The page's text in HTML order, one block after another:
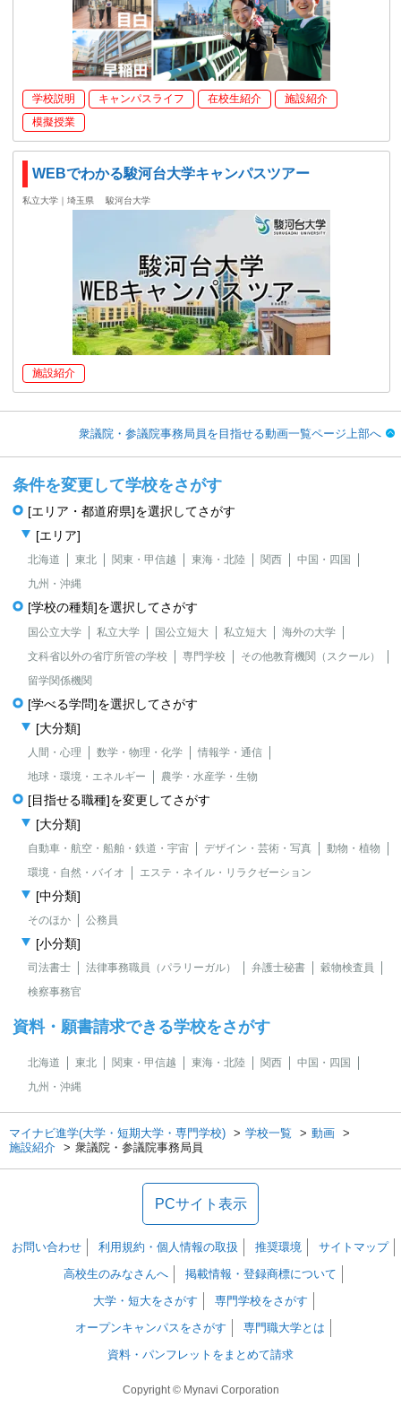
学校説明 キャンパスライフ 在校生紹介
施設紹介
模擬授業
WEBでわかる駿河台大学キャンパスツアー
私立大学｜埼玉県 駿河台大学
施設紹介
衆議院・参議院事務局員を目指せる動画一覧ページ上部へ
条件を変更して学校をさがす
[エリア・都道府県]を選択してさがす
[エリア]
北海道 東北 関東・甲信越 東海・北陸 関西
中国・四国
九州・沖縄
[学校の種類]を選択してさがす
国公立大学 私立大学 国公立短大 私立短大
海外の大学
文科省以外の省庁所管の学校
専門学校
その他教育機関（スクール）
留学関係機関
[学べる学問]を選択してさがす
[大分類]
人間・心理 数学・物理・化学
情報学・通信
地球・環境・エネルギー
農学・水産学・生物
[目指せる職種]を変更してさがす
[大分類]
自動車・航空・船舶・鉄道・宇宙 デザイン・芸術・写真
動物・植物
環境・自然・バイオ
エステ・ネイル・リラクゼーション
[中分類]
そのほか 公務員
[小分類]
司法書士 法律事務職員（パラリーガル） 弁護士秘書
穀物検査員
検察事務官
資料・願書請求できる学校をさがす
北海道 東北 関東・甲信越 東海・北陸 関西
中国・四国
九州・沖縄
マイナビ進学(大学・短期大学・専門学校) 学校一覧
動画
施設紹介
衆議院・参議院事務局員
PCサイト表示
お問い合わせ 利用規約・個人情報の取扱 推奨環境
サイトマップ
高校生のみなさんへ
掲載情報・登録商標について
大学・短大をさがす
専門学校をさがす
オープンキャンパスをさがす
専門職大学とは
資料・パンフレットをまとめて請求
Copyright © Mynavi Corporation